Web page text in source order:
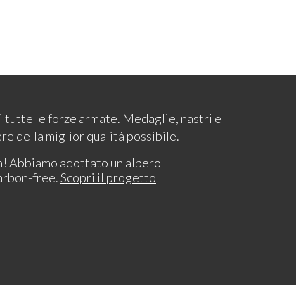
le forze armate. Medaglie, nastri e
della miglior qualità possibile.
Abbiamo adottato un albero
free.Scopri il progetto